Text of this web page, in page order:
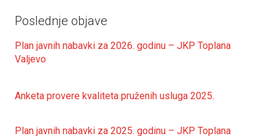
Poslednje objave
Plan javnih nabavki za 2026. godinu – JKP Toplana
Valjevo
Anketa provere kvaliteta pruženih usluga 2025.
Plan javnih nabavki za 2025. godinu – JKP Toplana